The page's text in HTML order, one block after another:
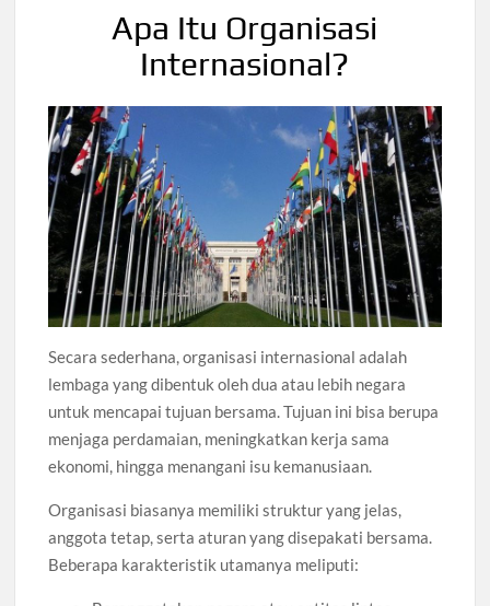
Apa Itu Organisasi
Internasional?
Secara sederhana, organisasi internasional adalah
lembaga yang dibentuk oleh dua atau lebih negara
untuk mencapai tujuan bersama. Tujuan ini bisa berupa
menjaga perdamaian, meningkatkan kerja sama
ekonomi, hingga menangani isu kemanusiaan.
Organisasi biasanya memiliki struktur yang jelas,
anggota tetap, serta aturan yang disepakati bersama.
Beberapa karakteristik utamanya meliputi: